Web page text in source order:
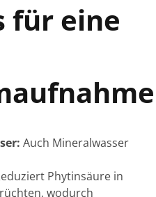
für eine
Auch Mineralwasser
Phytinsäure in
wodurch